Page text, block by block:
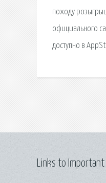
походу
официального
доступно в
Links to